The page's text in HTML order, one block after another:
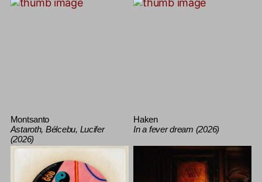
Montsanto
Astaroth, Bélcebu, Lucifer
(2026)
Haken
In a fever dream (2026)